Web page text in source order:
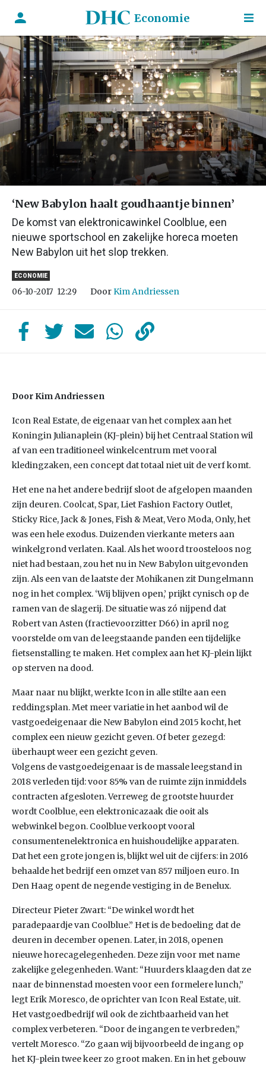
Economie
‘New Babylon haalt goudhaantje binnen’
De komst van elektronicawinkel Coolblue, een
nieuwe sportschool en zakelijke horeca moeten
New Babylon uit het slop trekken.
ECONOMIE
06-10-2017 12:29 DoorKim Andriessen
Door Kim Andriessen
Icon Real Estate, de eigenaar van het complex aan het
Koningin Julianaplein (KJ-plein) bij het Centraal Station wil
af van een traditioneel winkelcentrum met vooral
kledingzaken, een concept dat totaal niet uit de verf komt.
Het ene na het andere bedrijf sloot de afgelopen maanden
zijn deuren. Coolcat, Spar, Liet Fashion Factory Outlet,
Sticky Rice, Jack & Jones, Fish & Meat, Vero Moda, Only, het
was een hele exodus. Duizenden vierkante meters aan
winkelgrond verlaten. Kaal. Als het woord troosteloos nog
niet had bestaan, zou het nu in New Babylon uitgevonden
zijn. Als een van de laatste der Mohikanen zit Dungelmann
nog in het complex. ‘Wij blijven open,’ prijkt cynisch op de
ramen van de slagerij. De situatie was zó nijpend dat
Robert van Asten (fractievoorzitter D66) in april nog
voorstelde om van de leegstaande panden een tijdelijke
fietsenstalling te maken. Het complex aan het KJ-plein lijkt
op sterven na dood.
Maar naar nu blijkt, werkte Icon in alle stilte aan een
reddingsplan. Met meer variatie in het aanbod wil de
vastgoedeigenaar die New Babylon eind 2015 kocht, het
complex een nieuw gezicht geven. Of beter gezegd:
überhaupt weer een gezicht geven.
Volgens de vastgoedeigenaar is de massale leegstand in
2018 verleden tijd: voor 85% van de ruimte zijn inmiddels
contracten afgesloten. Verreweg de grootste huurder
wordt Coolblue, een elektronicazaak die ooit als
webwinkel begon. Coolblue verkoopt vooral
consumentenelektronica en huishoudelijke apparaten.
Dat het een grote jongen is, blijkt wel uit de cijfers: in 2016
behaalde het bedrijf een omzet van 857 miljoen euro. In
Den Haag opent de negende vestiging in de Benelux.
Directeur Pieter Zwart: “De winkel wordt het
paradepaardje van Coolblue.” Het is de bedoeling dat de
deuren in december openen. Later, in 2018, openen
nieuwe horecagelegenheden. Deze zijn voor met name
zakelijke gelegenheden. Want: “Huurders klaagden dat ze
naar de binnenstad moesten voor een formelere lunch,”
legt Erik Moresco, de oprichter van Icon Real Estate, uit.
Het vastgoedbedrijf wil ook de zichtbaarheid van het
complex verbeteren. “Door de ingangen te verbreden,”
vertelt Moresco. “Zo gaan wij bijvoorbeeld de ingang op
het KJ-plein twee keer zo groot maken. En in het gebouw